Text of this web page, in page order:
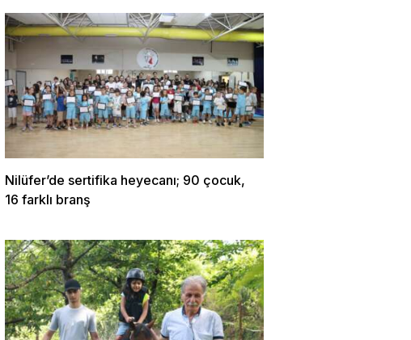
Nilüfer’de sertifika heyecanı; 90 çocuk,
16 farklı branş